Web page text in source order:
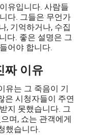
유입니다. 사람들
다. 그들은 무언가
, 기억하거나, 수집
다. 좋은 설명은 그
어야 합니다.
짜 이유
유는 그 죽음이 기
은 시청자들이 주연
지 못했습니다. 그
며, 쇼는 관객에게
했습니다.